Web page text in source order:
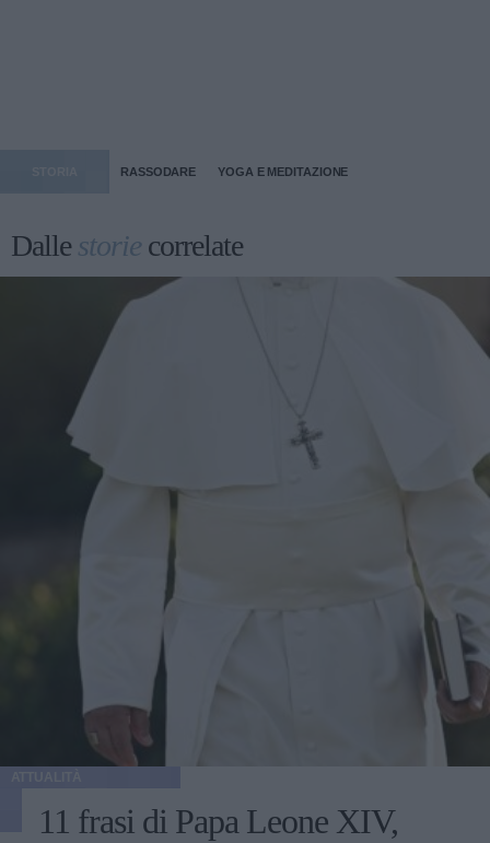
RASSODARE YOGA E MEDITAZIONE
Dallestorie correlate
11 frasi di Papa Leone XIV,